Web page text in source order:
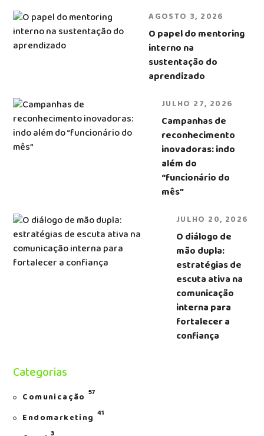
AGOSTO 3, 2026
O papel do mentoring
interno na
sustentação do
aprendizado
JULHO 27, 2026
Campanhas de
reconhecimento
inovadoras: indo
além do
“funcionário do
mês”
JULHO 20, 2026
O diálogo de
mão dupla:
estratégias de
escuta ativa na
comunicação
interna para
fortalecer a
confiança
Categorias
Comunicação 57
Endomarketing 41
3